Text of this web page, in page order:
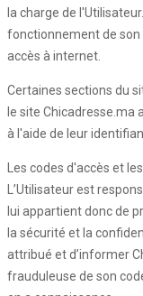
la charge de
fonctionnement de
accès à internet.
Certaines sections du
le site Chicadresse.ma
à l'aide de leur
Les codes d'accès et
L’Utilisateur est
lui appartient donc de
la sécurité et la
attribué et d’informer
frauduleuse de son